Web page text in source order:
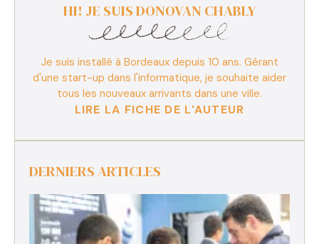
HI! JE SUIS DONOVAN CHABLY
Je suis installé à Bordeaux depuis 10 ans. Gérant
d'une start-up dans l'informatique, je souhaite aider
tous les nouveaux arrivants dans une ville.
LIRE LA FICHE DE L'AUTEUR
DERNIERS ARTICLES